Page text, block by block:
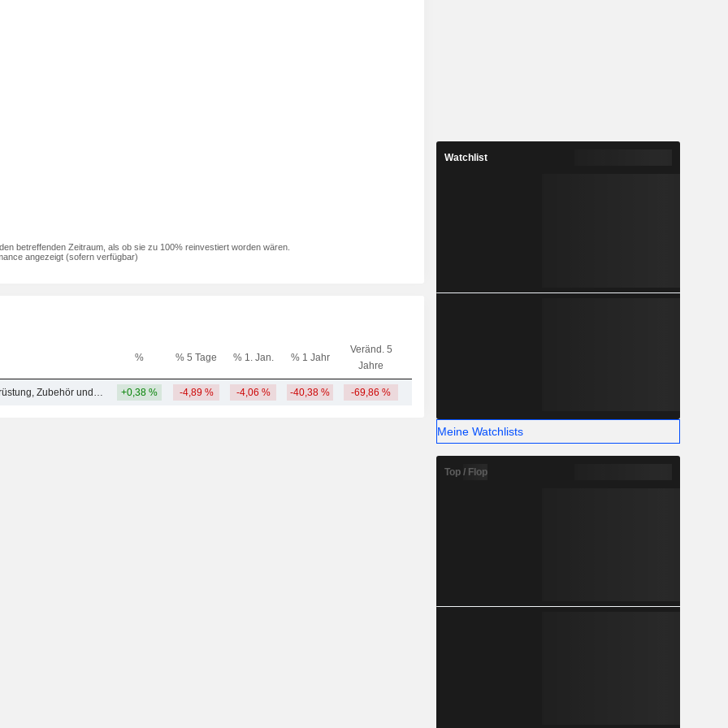
betreffenden Zeitraum, als ob sie zu 100% reinvestiert worden wären.
angezeigt (sofern verfügbar)
% % 5 Tage % 1. Jan. % 1 Jahr
Veränd. 5
Jahre
Medizinische Ausrüstung, Zubehör und Vertrieb - Andere +0,38 % -4,89 % -4,06 % -40,38 % -69,86 %
Watchlist
Meine Watchlists
Top / Flop